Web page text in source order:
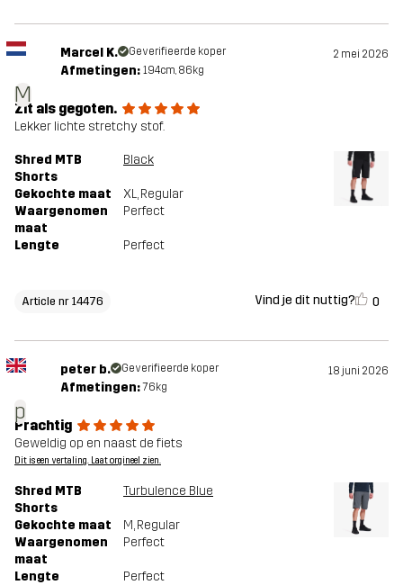
M
Marcel K. Geverifieerde koper 2 mei 2026
Afmetingen: 194cm, 86kg
Zit als gegoten.
Lekker lichte stretchy stof.
Shred MTB
Shorts
Black
Gekochte maat XL, Regular
Waargenomen
maat
Perfect
Lengte Perfect
Article nr 14476 Vind je dit nuttig? 0
p
peter b. Geverifieerde koper 18 juni 2026
Afmetingen: 76kg
Prachtig
Geweldig op en naast de fiets
Dit is een vertaling. Laat orgineel zien.
Shred MTB
Shorts
Turbulence Blue
Gekochte maat M, Regular
Waargenomen
maat
Perfect
Lengte Perfect